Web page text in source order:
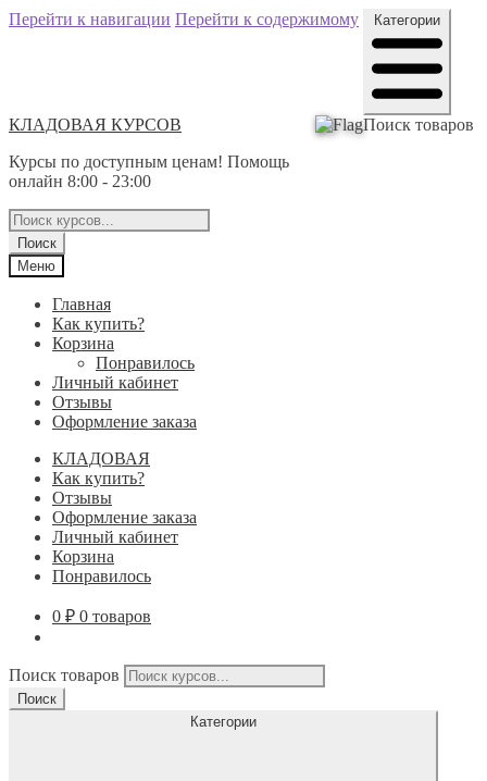
Перейти к навигации Перейти к содержимому
КЛАДОВАЯ КУРСОВ
Курсы по доступным ценам! Помощь
онлайн 8:00 - 23:00
Категории
Поиск товаров
Поиск
Меню
Главная
Как купить?
Корзина
Понравилось
Личный кабинет
Отзывы
Оформление заказа
КЛАДОВАЯ
Как купить?
Отзывы
Оформление заказа
Личный кабинет
Корзина
Понравилось
0 ₽ 0 товаров
Поиск товаров
Поиск
Категории